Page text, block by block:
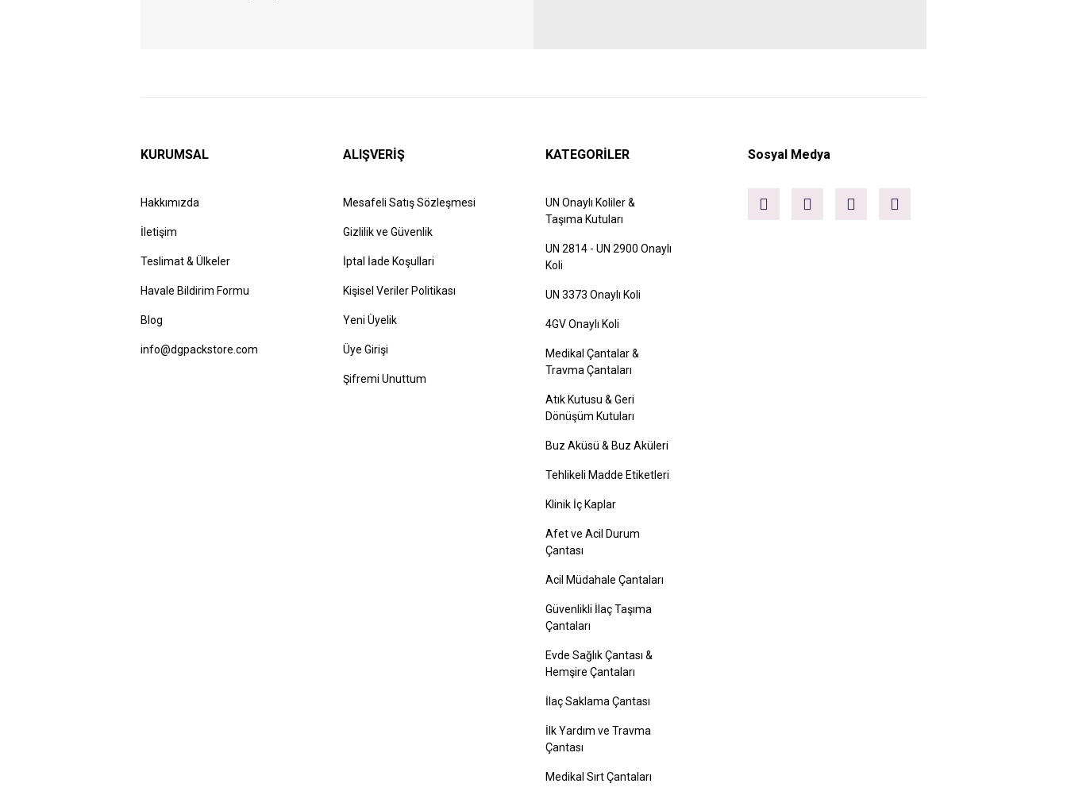
KURUMSAL
Hakkımızda
İletişim
Teslimat & Ülkeler
Havale Bildirim Formu
Blog
info@dgpackstore.com
ALIŞVERİŞ
Mesafeli Satış Sözleşmesi
Gizlilik ve Güvenlik
İptal İade Koşullari
Kişisel Veriler Politikası
Yeni Üyelik
Üye Girişi
Şifremi Unuttum
KATEGORİLER
UN Onaylı Koliler &
Taşıma Kutuları
UN 2814 - UN 2900 Onaylı
Koli
UN 3373 Onaylı Koli
4GV Onaylı Koli
Medikal Çantalar &
Travma Çantaları
Atık Kutusu & Geri
Dönüşüm Kutuları
Buz Aküsü & Buz Aküleri
Tehlikeli Madde Etiketleri
Klinik İç Kaplar
Afet ve Acil Durum
Çantası
Acil Müdahale Çantaları
Güvenlikli İlaç Taşıma
Çantaları
Evde Sağlık Çantası &
Hemşire Çantaları
İlaç Saklama Çantası
İlk Yardım ve Travma
Çantası
Medikal Sırt Çantaları
Sosyal Medya